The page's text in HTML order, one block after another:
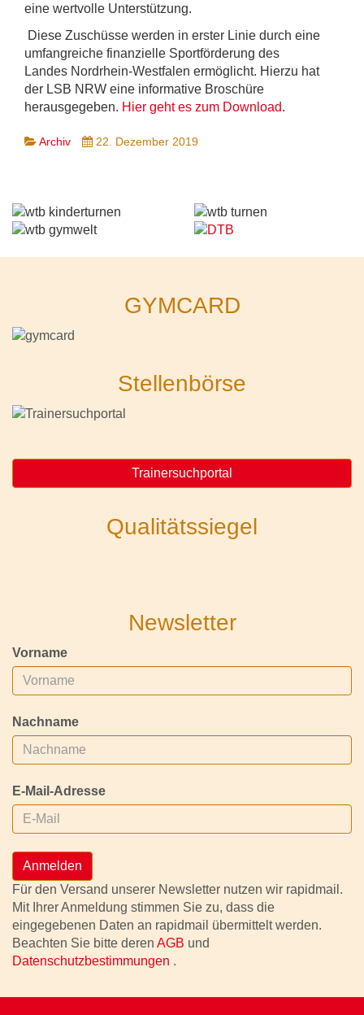
eine wertvolle Unterstützung.
Diese Zuschüsse werden in erster Linie durch eine
umfangreiche finanzielle Sportförderung des
Landes Nordrhein-Westfalen ermöglicht. Hierzu hat
der LSB NRW eine informative Broschüre
herausgegeben. Hier geht es zum Download.
Archiv 22. Dezember 2019
GYMCARD
Stellenbörse
Trainersuchportal
Qualitätssiegel
Newsletter
Vorname
Nachname
E-Mail-Adresse
Anmelden
Für den Versand unserer Newsletter nutzen wir rapidmail.
Mit Ihrer Anmeldung stimmen Sie zu, dass die
eingegebenen Daten an rapidmail übermittelt werden.
Beachten Sie bitte deren AGB und
Datenschutzbestimmungen .